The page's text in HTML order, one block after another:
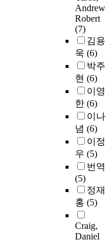
Andrew
Robert
(7)
김용
욱 (6)
박주
현 (6)
이영
한 (6)
이나
념 (6)
이정
우 (5)
번역
(5)
정재
홍 (5)
Craig,
Daniel